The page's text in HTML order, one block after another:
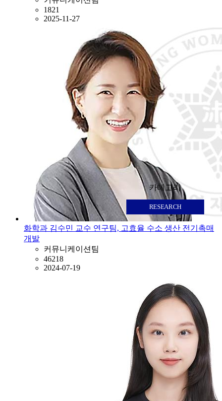
1821
2025-11-27
카테고리
RESEARCH
화학과 김수민 교수 연구팀, 고효율 수소 생산 전기촉매
개발
커뮤니케이션팀
46218
2024-07-19